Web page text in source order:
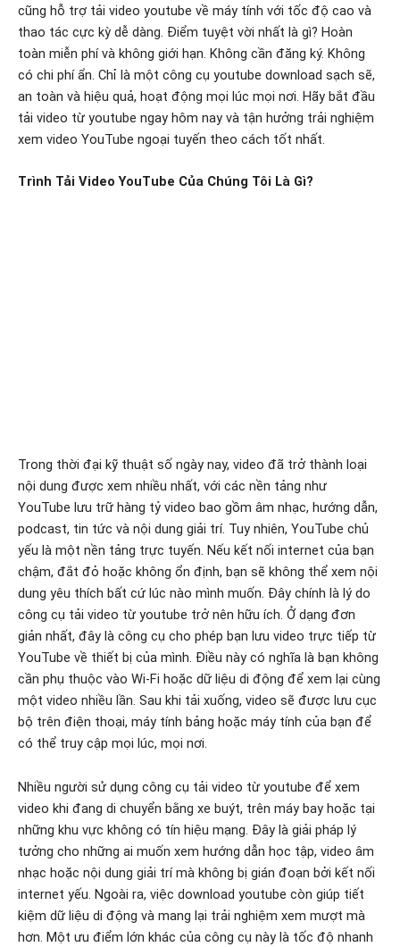
cũng hỗ trợ tải video youtube về máy tính với tốc độ cao và
thao tác cực kỳ dễ dàng. Điểm tuyệt vời nhất là gì? Hoàn
toàn miễn phí và không giới hạn. Không cần đăng ký. Không
có chi phí ẩn. Chỉ là một công cụ youtube download sạch sẽ,
an toàn và hiệu quả, hoạt động mọi lúc mọi nơi. Hãy bắt đầu
tải video từ youtube ngay hôm nay và tận hưởng trải nghiệm
xem video YouTube ngoại tuyến theo cách tốt nhất.
Trình Tải Video YouTube Của Chúng Tôi Là Gì?
Trong thời đại kỹ thuật số ngày nay, video đã trở thành loại
nội dung được xem nhiều nhất, với các nền tảng như
YouTube lưu trữ hàng tỷ video bao gồm âm nhạc, hướng dẫn,
podcast, tin tức và nội dung giải trí. Tuy nhiên, YouTube chủ
yếu là một nền tảng trực tuyến. Nếu kết nối internet của bạn
chậm, đắt đỏ hoặc không ổn định, bạn sẽ không thể xem nội
dung yêu thích bất cứ lúc nào mình muốn. Đây chính là lý do
công cụ tải video từ youtube trở nên hữu ích. Ở dạng đơn
giản nhất, đây là công cụ cho phép bạn lưu video trực tiếp từ
YouTube về thiết bị của mình. Điều này có nghĩa là bạn không
cần phụ thuộc vào Wi-Fi hoặc dữ liệu di động để xem lại cùng
một video nhiều lần. Sau khi tải xuống, video sẽ được lưu cục
bộ trên điện thoại, máy tính bảng hoặc máy tính của bạn để
có thể truy cập mọi lúc, mọi nơi.
Nhiều người sử dụng công cụ tải video từ youtube để xem
video khi đang di chuyển bằng xe buýt, trên máy bay hoặc tại
những khu vực không có tín hiệu mạng. Đây là giải pháp lý
tưởng cho những ai muốn xem hướng dẫn học tập, video âm
nhạc hoặc nội dung giải trí mà không bị gián đoạn bởi kết nối
internet yếu. Ngoài ra, việc download youtube còn giúp tiết
kiệm dữ liệu di động và mang lại trải nghiệm xem mượt mà
hơn. Một ưu điểm lớn khác của công cụ này là tốc độ nhanh